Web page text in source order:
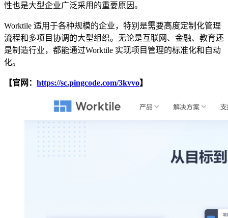
性也是大型企业广泛采用的重要原因。
Worktile 适用于各种规模的企业，特别是需要高度定制化管理
流程和多项目协调的大型组织。无论是互联网、金融、教育还
是制造行业，都能通过Worktile 实现项目管理的标准化和自动
化。
【官网： https://sc.pingcode.com/3kvvo】